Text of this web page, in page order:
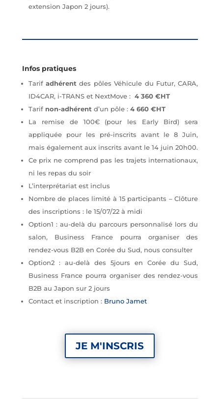
extension Japon 2 jours).
Infos pratiques
Tarifadhérent des pôles Véhicule du Futur, CARA,
ID4CAR, i-TRANS et NextMove : 4 360 €HT
Tarif non-adhérent d’un pôle : 4 660 €HT
La remise de 100€ (pour les Early Bird) sera
appliquée pour les pré-inscrits avant le 8 Juin,
mais également aux inscrits avant le 14 juin 20h00.
Ce prix ne comprend pas les trajets internationaux,
ni les repas du soir
L’interprétariat est inclus
Nombre de places limité à 15 participants – Clôture
des inscriptions : le 15/07/22 à midi
Option1 : au-delà du parcours personnalisé lors du
salon, Business France pourra organiser des
rendez-vous B2B en Corée du Sud, nous consulter
Option2 : au-delà des 5jours en Corée du Sud,
Business France pourra organiser des rendez-vous
B2B au Japon sur 2 jours
Contact et inscription : Bruno Jamet
JE M'INSCRIS